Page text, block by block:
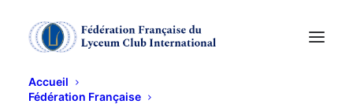
Accueil
Fédération Française